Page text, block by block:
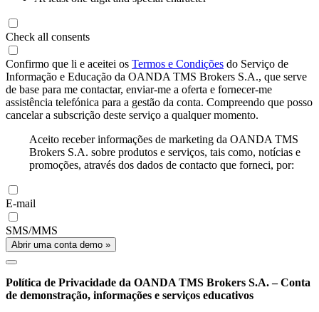
Check all consents
Confirmo que li e aceitei os Termos e Condições do Serviço de
Informação e Educação da OANDA TMS Brokers S.A., que serve
de base para me contactar, enviar-me a oferta e fornecer-me
assistência telefónica para a gestão da conta. Compreendo que posso
cancelar a subscrição deste serviço a qualquer momento.
Aceito receber informações de marketing da OANDA TMS
Brokers S.A. sobre produtos e serviços, tais como, notícias e
promoções, através dos dados de contacto que forneci, por:
E-mail
SMS/MMS
Abrir uma conta demo »
Política de Privacidade da OANDA TMS Brokers S.A. – Conta
de demonstração, informações e serviços educativos